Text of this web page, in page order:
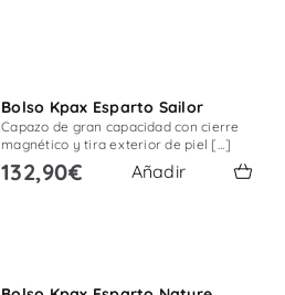
Bolso Kpax Esparto Sailor
Capazo de gran capacidad con cierre
magnético y tira exterior de piel […]
132,90€ Añadir